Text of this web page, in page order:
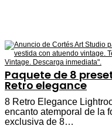
Paquete de 8
Retro elegance
8 Retro Elegance
encanto atemporal de la
exclusiva de 8…